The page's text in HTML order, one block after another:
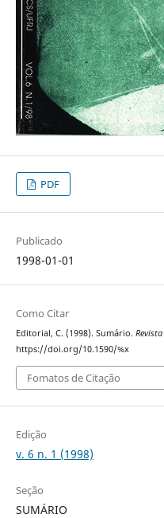
PDF
Publicado
1998-01-01
Como Citar
Editorial, C. (1998). Sumário.
https://doi.org/10.1590/%x
Fomatos de Citação
Edição
v. 6 n. 1 (1998)
Seção
SUMÁRIO